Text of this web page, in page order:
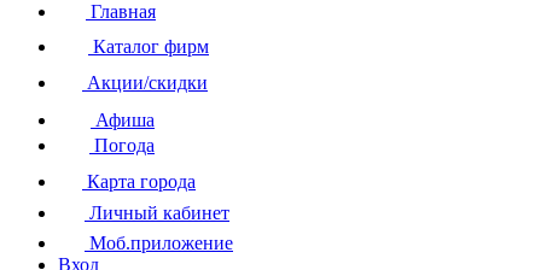
Главная
Каталог фирм
Акции/скидки
Афиша
Погода
Карта города
Личный кабинет
Моб.приложение
Вход